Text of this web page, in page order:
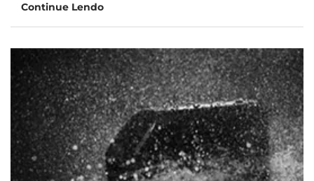
Continue Lendo